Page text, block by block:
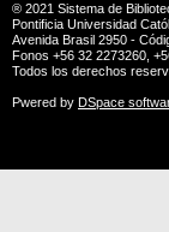
® 2021 Sistema de
Pontificia Universidad
Avenida Brasil 2950 -
Fonos +56 32 2273260,
Todos los derechos
Pwered by DSpace